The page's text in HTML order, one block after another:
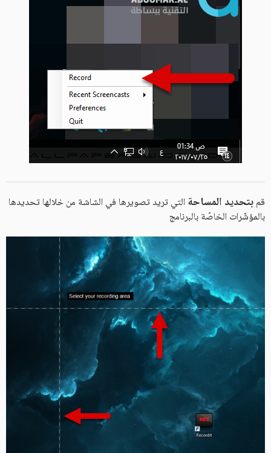
قمبتحديد المساحة التي تريد تصويرها في الشاشة من خلالها تحديدها
بالمؤشّرات الخاصّة بالبرنامج